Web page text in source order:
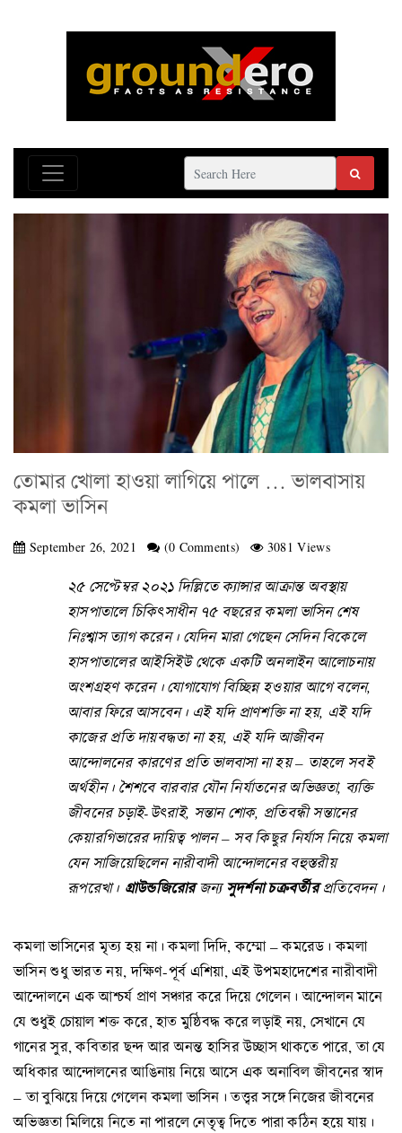
তোমার খোলা হাওয়া লাগিয়ে পালে … ভালবাসায়
কমলা ভাসিন
September 26, 2021 (0 Comments) 3081 Views
২৫ সেপ্টেম্বর ২০২১ দিল্লিতে ক্যান্সার আক্রান্ত অবস্থায়
হাসপাতালে চিকিৎসাধীন ৭৫ বছরের কমলা ভাসিন শেষ
নিঃশ্বাস ত্যাগ করেন। যেদিন মারা গেছেন সেদিন বিকেলে
হাসপাতালের আইসিইউ থেকে একটি অনলাইন আলোচনায়
অংশগ্রহণ করেন। যোগাযোগ বিচ্ছিন্ন হওয়ার আগে বলেন,
আবার ফিরে আসবেন। এই যদি প্রাণশক্তি না হয়, এই যদি
কাজের প্রতি দায়বদ্ধতা না হয়, এই যদি আজীবন
আন্দোলনের কারণের প্রতি ভালবাসা না হয় – তাহলে সবই
অর্থহীন। শৈশবে বারবার যৌন নির্যাতনের অভিজ্ঞতা, ব্যক্তি
জীবনের চড়াই-উৎরাই, সন্তান শোক, প্রতিবন্ধী সন্তানের
কেয়ারগিভারের দায়িত্ব পালন – সব কিছুর নির্যাস নিয়ে কমলা
যেন সাজিয়েছিলেন নারীবাদী আন্দোলনের বহুস্তরীয়
রূপরেখা। গ্রাউন্ডজিরোরজন্যসুদর্শনা চক্রবর্তীরপ্রতিবেদন।
কমলা ভাসিনের মৃত্য হয় না। কমলা দিদি, কম্মো – কমরেড। কমলা
ভাসিন শুধু ভারত নয়, দক্ষিণ-পূর্ব এশিয়া, এই উপমহাদেশের নারীবাদী
আন্দোলনে এক আশ্চর্য প্রাণ সঞ্চার করে দিয়ে গেলেন। আন্দোলন মানে
যে শুধুই চোয়াল শক্ত করে, হাত মুষ্ঠিবদ্ধ করে লড়াই নয়, সেখানে যে
গানের সুর, কবিতার ছন্দ আর অনন্ত হাসির উচ্ছাস থাকতে পারে, তা যে
অধিকার আন্দোলনের আঙিনায় নিয়ে আসে এক অনাবিল জীবনের স্বাদ
– তা বুঝিয়ে দিয়ে গেলেন কমলা ভাসিন। তত্ত্বর সঙ্গে নিজের জীবনের
অভিজ্ঞতা মিলিয়ে নিতে না পারলে নেতৃত্ব দিতে পারা কঠিন হয়ে যায়।